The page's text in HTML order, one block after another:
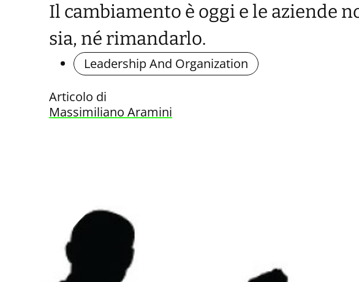
Il cambiamento è oggi e le aziende
sia, né rimandarlo.
Leadership And Organization
Articolo di
Massimiliano Aramini